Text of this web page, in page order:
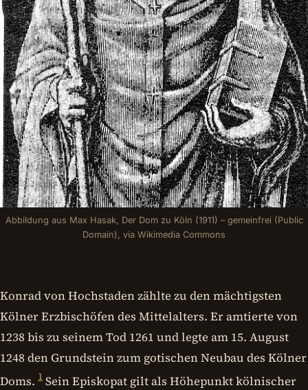
Abbildung aus Max Hasak, Der Dom zu Köln (1911) – gemeinfrei (Public
Domain), via Wikimedia Commons
Konrad von Hochstaden zählte zu den mächtigsten
Kölner Erzbischöfen des Mittelalters. Er amtierte von
1238 bis zu seinem Tod 1261 und legte am 15. August
1248 den Grundstein zum gotischen Neubau des Kölner
Doms. 1 Sein Episkopat gilt als Höhepunkt kölnischer